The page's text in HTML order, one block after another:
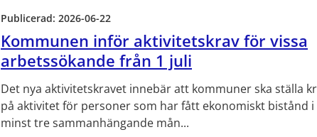
Publicerad: 2026-06-22
Kommunen inför aktivitetskrav för vissa
arbetssökande från 1 juli
Det nya aktivitetskravet innebär att kommuner ska ställa
på aktivitet för personer som har fått ekonomiskt bistånd i
minst tre sammanhängande mån...